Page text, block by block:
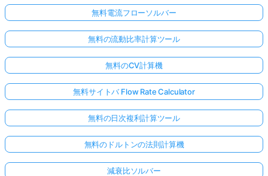
無料電流フローソルバー
無料の流動比率計算ツール
無料のCV計算機
無料サイトバ Flow Rate Calculator
無料の日次複利計算ツール
無料のドルトンの法則計算機
減衰比ソルバー